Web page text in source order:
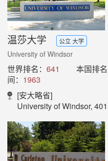
温莎大学 公立 大学
University of Windsor
世界排名： 641 本国排名
间： 1963
[安大略省]
University of Windsor, 401 Sunset,